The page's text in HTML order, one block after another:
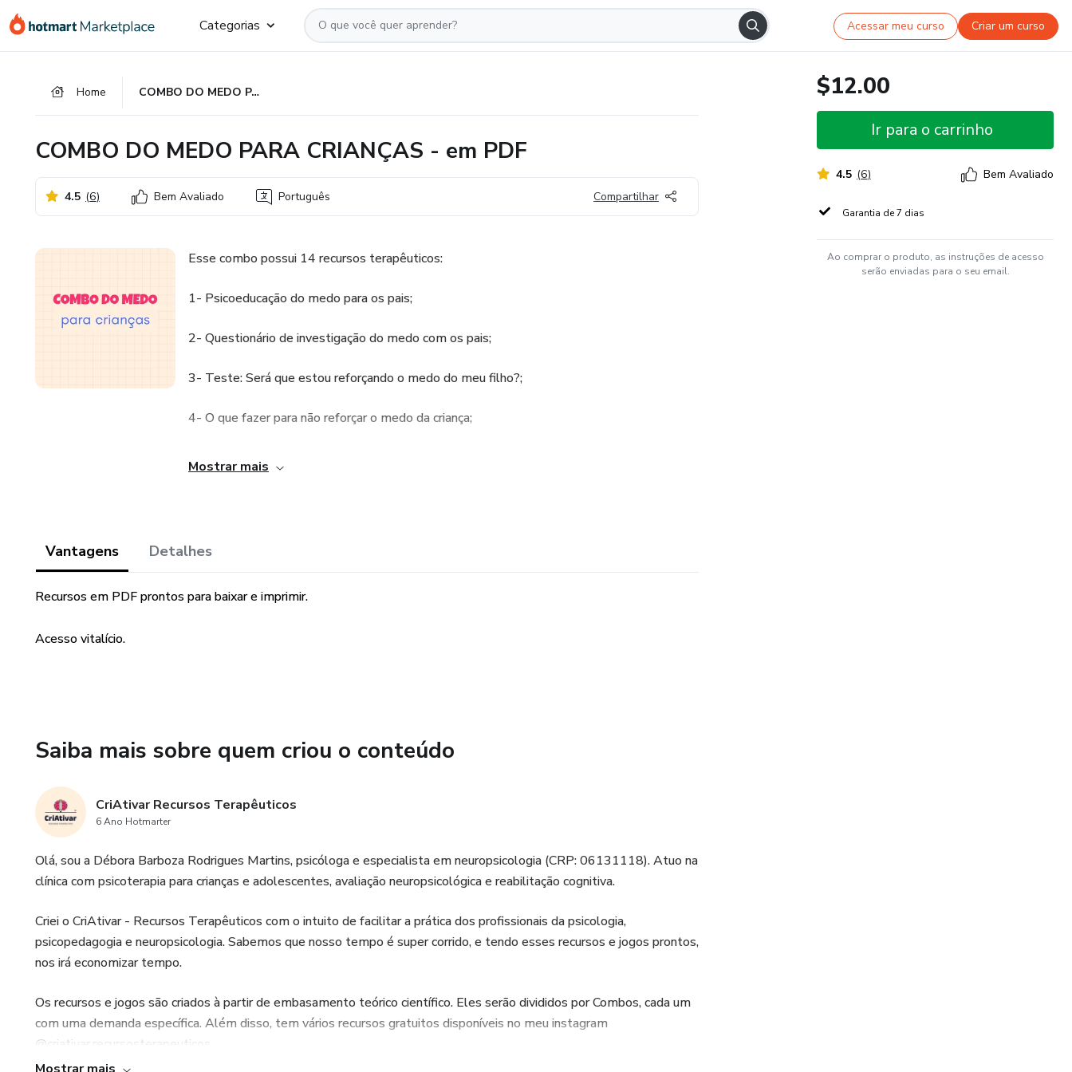
para
para
para
Categorias Acessar meu curso Criar um curso
Home COMBO DO MEDO PARA CRIANÇAS - em PDF
COMBO DO MEDO PARA CRIANÇAS - em PDF
4.5 (6) Bem Avaliado Português Compartilhar
Esse combo possui 14 recursos terapêuticos:
1- Psicoeducação do medo para os pais;
2- Questionário de investigação do medo com os pais;
3- Teste: Será que estou reforçando o medo do meu filho?;
4- O que fazer para não reforçar o medo da criança;
5- Medos que são normais na infância;
8- Monitoramento do Medo e dos Sintomas Físicos;
12- Estratégias de Enfrentamento (parte 1 e parte 2);
14- Pensamentos que alimentam o medo.
Este Produto é destinado exclusivamente a profissionais da área da saúde, mais
especificamente psicólogos. O exercício de atividades regidas pelos conselhos
Mostrar mais
Vantagens Detalhes
Recursos em PDF prontos para baixar e imprimir.
Acesso vitalício.
Saiba mais sobre quem criou o conteúdo
CriAtivar Recursos Terapêuticos
6 Ano Hotmarter
Olá, sou a Débora Barboza Rodrigues Martins, psicóloga e especialista em neuropsicologia (CRP: 06131118). Atuo na
clínica com psicoterapia para crianças e adolescentes, avaliação neuropsicológica e reabilitação cognitiva.
Criei o CriAtivar - Recursos Terapêuticos com o intuito de facilitar a prática dos profissionais da psicologia,
psicopedagogia e neuropsicologia. Sabemos que nosso tempo é super corrido, e tendo esses recursos e jogos prontos,
nos irá economizar tempo.
Os recursos e jogos são criados à partir de embasamento teórico científico. Eles serão divididos por Combos, cada um
com uma demanda específica. Além disso, tem vários recursos gratuitos disponíveis no meu instagram
@criativar.recursosterapeuticos.
$12.00
Ir para o carrinho
4.5 (6) Bem Avaliado
Garantia de 7 dias
Ao comprar o produto, as instruções de acesso
serão enviadas para o seu email.